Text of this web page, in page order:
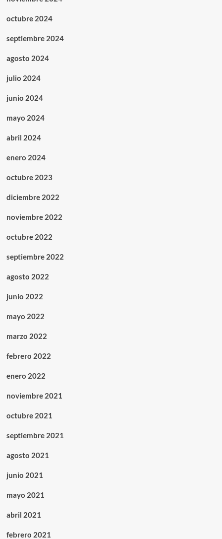
octubre 2024
septiembre 2024
agosto 2024
julio 2024
junio 2024
mayo 2024
abril 2024
enero 2024
octubre 2023
diciembre 2022
noviembre 2022
octubre 2022
septiembre 2022
agosto 2022
junio 2022
mayo 2022
marzo 2022
febrero 2022
enero 2022
noviembre 2021
octubre 2021
septiembre 2021
agosto 2021
junio 2021
mayo 2021
abril 2021
febrero 2021